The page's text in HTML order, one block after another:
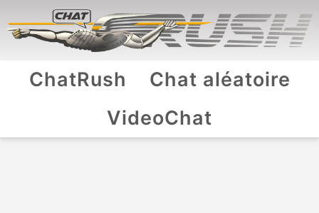
ChatRush
Chat aléatoire
VideoChat